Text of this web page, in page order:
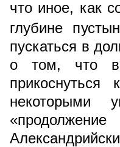
что иное, как
глубине
пускаться в
о том, что в
некоторыми